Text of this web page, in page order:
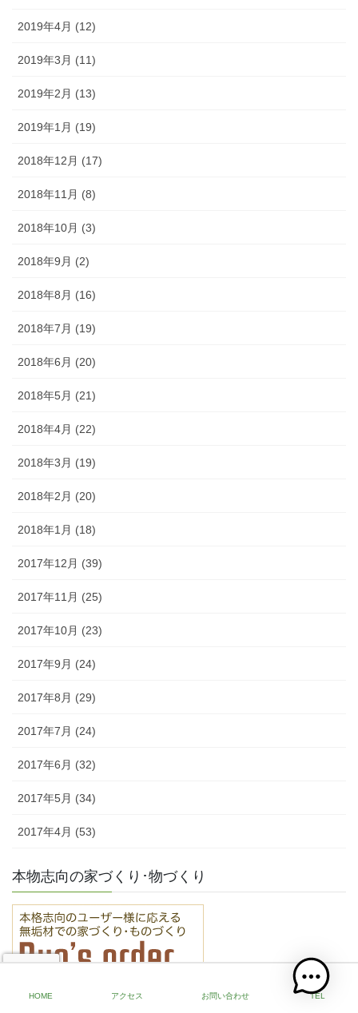
2019年4月 (12)
2019年3月 (11)
2019年2月 (13)
2019年1月 (19)
2018年12月 (17)
2018年11月 (8)
2018年10月 (3)
2018年9月 (2)
2018年8月 (16)
2018年7月 (19)
2018年6月 (20)
2018年5月 (21)
2018年4月 (22)
2018年3月 (19)
2018年2月 (20)
2018年1月 (18)
2017年12月 (39)
2017年11月 (25)
2017年10月 (23)
2017年9月 (24)
2017年8月 (29)
2017年7月 (24)
2017年6月 (32)
2017年5月 (34)
2017年4月 (53)
本物志向の家づくり･物づくり
HOME アクセス お問い合わせ TEL